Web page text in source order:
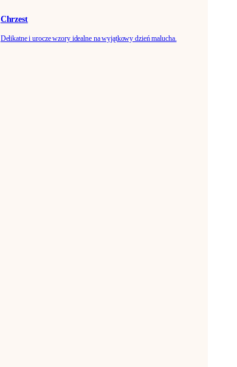
Chrzest
Delikatne i urocze wzory idealne na wyjątkowy dzień malucha.